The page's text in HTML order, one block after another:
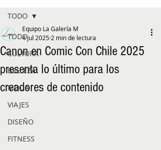
TODO
CULTURA
BELLEZA
MODA
VIAJES
DISEÑO
FITNESS
TODO
Canon en Comic Con Chile 2025
presenta lo último para los
creadores de contenido
Equipo La Galería M
4 jul 2025 2 min de lectura